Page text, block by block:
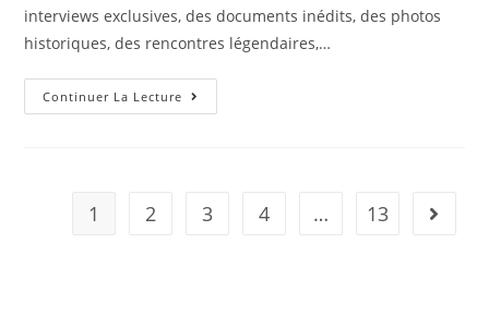
interviews exclusives, des documents inédits, des photos
historiques, des rencontres légendaires,…
Continuer La Lecture
1 2 3 4 … 13